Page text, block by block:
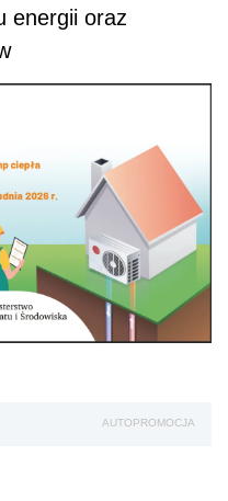
energii oraz
AUTOPROMOCJA